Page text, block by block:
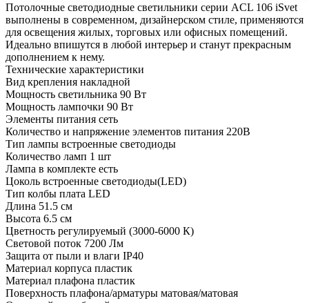
Потолочные светодиодные светильники серии ACL 106 iSvet
выполнены в современном, дизайнерском стиле, применяются
для освещения жилых, торговых или офисных помещений.
Идеально впишутся в любой интерьер и станут прекрасным
дополнением к нему.
Технические характеристики
Вид крепления накладной
Мощность светильника 90 Вт
Мощность лампочки 90 Вт
Элементы питания сеть
Количество и напряжение элементов питания 220В
Тип лампы встроенные светодиоды
Количество ламп 1 шт
Лампа в комплекте есть
Цоколь встроенные светодиоды(LED)
Тип колбы плата LED
Длина 51.5 см
Высота 6.5 cм
Цветность регулируемый (3000-6000 К)
Световой поток 7200 Лм
Защита от пыли и влаги IP40
Материал корпуса пластик
Материал плафона пластик
Поверхность плафона/арматуры матовая/матовая